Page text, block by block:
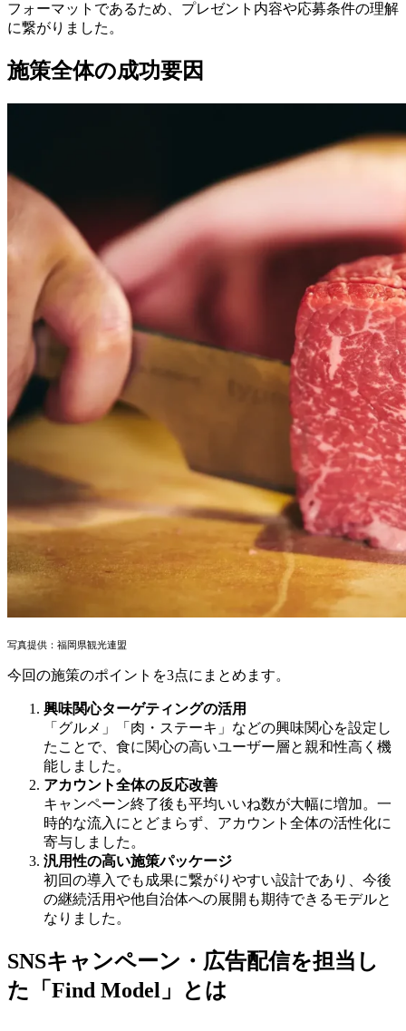
フォーマットであるため、プレゼント内容や応募条件の理解
に繋がりました。
施策全体の成功要因
写真提供：福岡県観光連盟
今回の施策のポイントを3点にまとめます。
興味関心ターゲティングの活用
「グルメ」「肉・ステーキ」などの興味関心を設定し
たことで、食に関心の高いユーザー層と親和性高く機
能しました。
アカウント全体の反応改善
キャンペーン終了後も平均いいね数が大幅に増加。一
時的な流入にとどまらず、アカウント全体の活性化に
寄与しました。
汎用性の高い施策パッケージ
初回の導入でも成果に繋がりやすい設計であり、今後
の継続活用や他自治体への展開も期待できるモデルと
なりました。
SNSキャンペーン・広告配信を担当し
た「 Find Model 」とは